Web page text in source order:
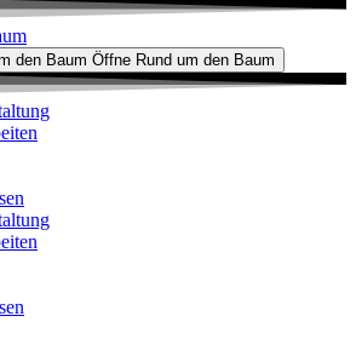
den Baum Öffne Rund um den Baum